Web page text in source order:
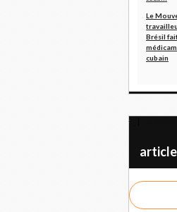
Le
Brésil
cubain
article